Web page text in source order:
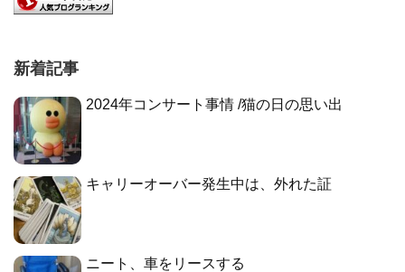
新着記事
2024年コンサート事情 /猫の日の思い出
キャリーオーバー発生中は、外れた証
ニート、車をリースする